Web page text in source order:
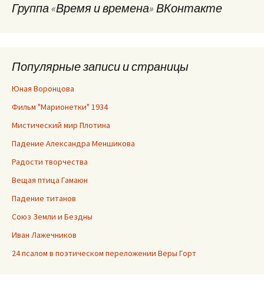
Группа «Время и времена» ВКонтакте
Популярные записи и страницы
Юная Воронцова
Фильм "Марионетки" 1934
Мистический мир Плотина
Падение Александра Меншикова
Радости творчества
Вещая птица Гамаюн
Падение титанов
Союз Земли и Бездны
Иван Лажечников
24 псалом в поэтическом переложении Веры Горт